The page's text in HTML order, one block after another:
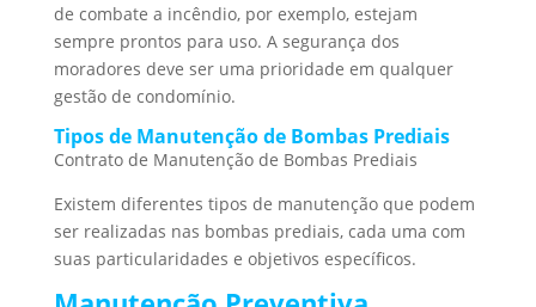
de combate a incêndio, por exemplo, estejam
sempre prontos para uso. A segurança dos
moradores deve ser uma prioridade em qualquer
gestão de condomínio.
Tipos de Manutenção de Bombas Prediais
Contrato de Manutenção de Bombas Prediais
Existem diferentes tipos de manutenção que podem
ser realizadas nas bombas prediais, cada uma com
suas particularidades e objetivos específicos.